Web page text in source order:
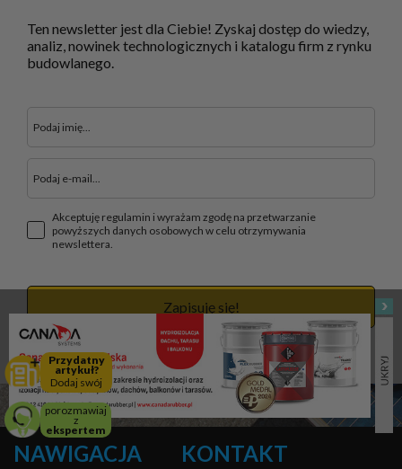
Przydatny
artykuł?
Dodaj swój
porozmawiaj
z
ekspertem
Ten newsletter jest dla Ciebie! Zyskaj dostęp do wiedzy,
analiz, nowinek technologicznych i katalogu firm z rynku
budowlanego.
Akceptuję regulamin i wyrażam zgodę na przetwarzanie
powyższych danych osobowych w celu otrzymywania
newslettera.
Zapisuję się!
NAWIGACJA KONTAKT